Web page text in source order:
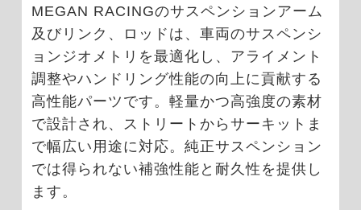
MEGAN RACINGのサスペンションアーム
及びリンク、ロッドは、車両のサスペンシ
ョンジオメトリを最適化し、アライメント
調整やハンドリング性能の向上に貢献する
高性能パーツです。軽量かつ高強度の素材
で設計され、ストリートからサーキットま
で幅広い用途に対応。純正サスペンション
では得られない補強性能と耐久性を提供し
ます。